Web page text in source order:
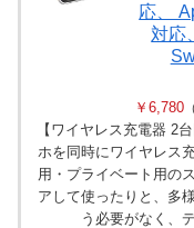
応、
対応
￥6,780
【ワイヤレス充電器 2
ホを同時にワイヤレス
用・プライベート用の
アして使ったりと、多
う必要がなく、